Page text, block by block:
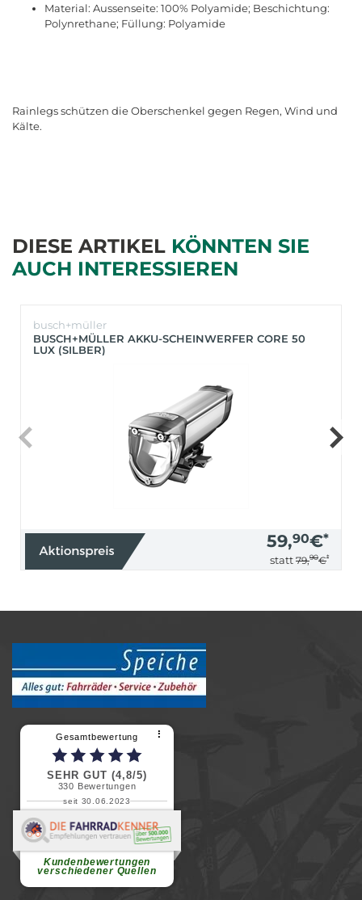
Material: Aussenseite: 100% Polyamide; Beschichtung:
Polynrethane; Füllung: Polyamide
Rainlegs schützen die Oberschenkel gegen Regen, Wind und
Kälte.
DIESE ARTIKEL KÖNNTEN SIE
AUCH INTERESSIEREN
busch+müller
BUSCH+MÜLLER AKKU-SCHEINWERFER CORE 50
LUX (SILBER)
59,90€*
statt 79,90€*
Gesamtbewertung ⠇
SEHR GUT (4,8/5)
330 Bewertungen
seit 30.06.2023
Kundenbewertungen
verschiedener Quellen
Renate H.
Vielen Dank für ein herzliches